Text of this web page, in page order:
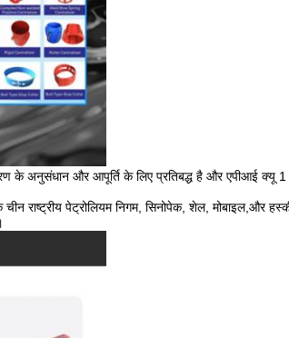
के अनुसंधान और आपूर्ति के लिए प्रतिबद्ध है और एपीआई क्यू
राष्ट्रीय पेट्रोलियम निगम, सिनोपेक, शेल, मोबाइल,और